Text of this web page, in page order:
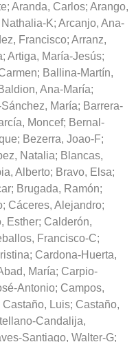
; Aranda, Carlos; Arango,
K; Arcanjo, Ana-
Francisco; Arranz,
; Artiga, María-Jesús;
; Ballina-Martín,
Baldion, Ana-María;
María; Barrera-
Moncef; Bernal-
; Bezerra, Joao-F;
Natalia; Blancas,
Alberto; Bravo, Elsa;
; Brugada, Ramón;
; Cáceres, Alejandro;
Esther; Calderón,
Francisco-C;
; Cardona-Huerta,
María; Carpio-
Antonio; Campos,
Castaño, Luis; Castaño,
Candalija,
Santiago, Walter-G;